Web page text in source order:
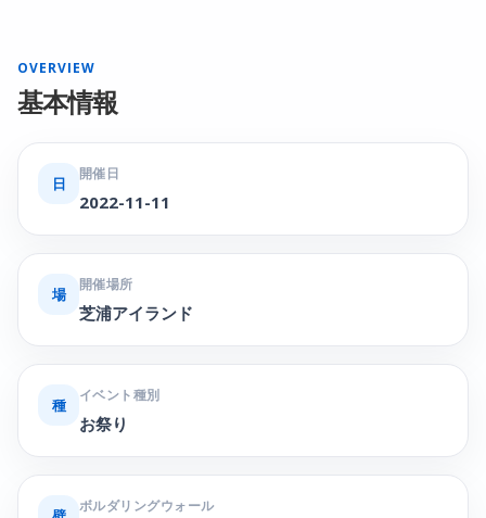
OVERVIEW
基本情報
日
開催日
2022-11-11
場
開催場所
芝浦アイランド
種
イベント種別
お祭り
ボルダリングウォール